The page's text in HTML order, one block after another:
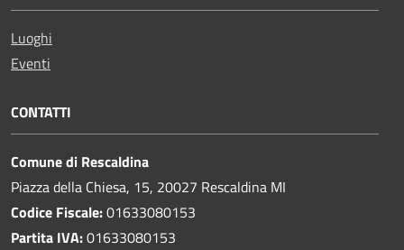
Luoghi
Eventi
CONTATTI
Comune di Rescaldina
Piazza della Chiesa, 15, 20027 Rescaldina MI
Codice Fiscale:01633080153
Partita IVA:01633080153